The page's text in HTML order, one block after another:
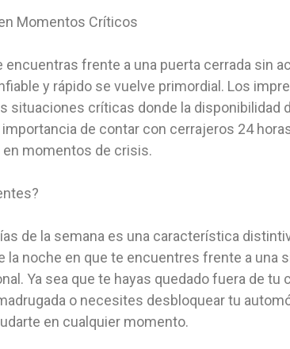
Momentos Críticos
frente a una puerta cerrada sin
y rápido se vuelve primordial. Los
situaciones críticas donde la disponibilidad
de contar con cerrajeros 24
momentos de crisis.
de la semana es una característica
la noche en que te encuentres frente a una
Ya sea que te hayas quedado fuera de tu
o necesites desbloquear tu
en cualquier momento.